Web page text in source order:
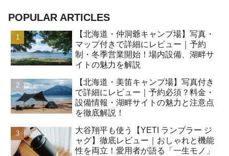
POPULAR ARTICLES
【北海道・仲洞爺キャンプ場】写真・
マップ付きで詳細にレビュー｜予約
制・冬季営業開始！場内設備、湖畔サ
イトの魅力を解説
【北海道・美笛キャンプ場】写真付き
で詳細にレビュー｜予約必須？料金・
設備情報・湖畔サイトの魅力と注意点
を徹底解説！
大谷翔平も使う【YETI ランブラー ジ
ャグ】徹底レビュー｜おしゃれと機能
性を両立！愛用者が語る「一生モノ」